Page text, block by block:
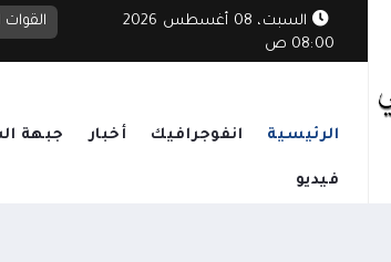
السبت، 08 أغسطس 2026
08:00 ص
الرئيسية انفوجرافيك أخبار جبهة
فيديو